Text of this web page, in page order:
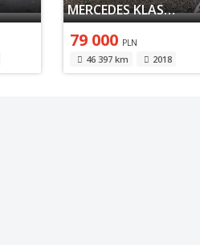
MERCEDES KLASA C W205 2018
79 000 PLN
46 397 km 2018